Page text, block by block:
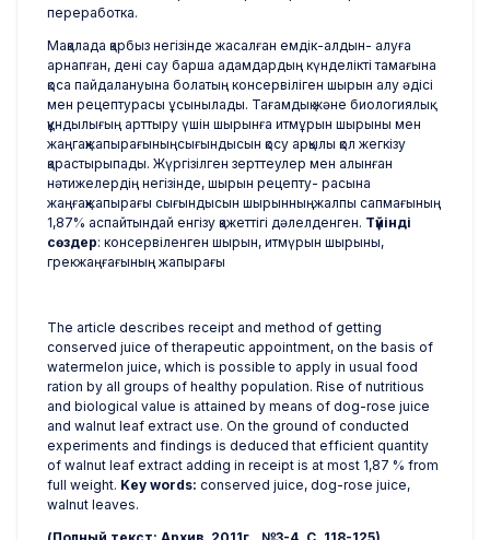
переработка.
Мақалада қарбыз негізінде жасалған емдік-алдын- алуға
арнапған, дені сау барша адамдардың күнделікті тамағына
қоса пайдалануына болатың консервіліген шырын алу әдісі
мен рецептурасы ұсынылады. Тағамдық және биологиялық
құндылығың арттыру үшін шырынға итмұрын шырыны мен
жаңгақжапырағыныңсығындысын қосу арқылы қол жегкізу
қарастырыпады. Жүргізілген зерттеулер мен алынған
нәтижелердің негізінде, шырын рецепту- расына
жаңғақжапырағы сығындысын шырынныңжалпы сапмағының
1,87% аспайтындай енгізу қажеттігі дәлелденген. Түйінді
сөздер: консервіленген шырын, итмүрын шырыны,
грекжаңғағының жапырағы
The article describes receipt and method of getting
conserved juice of therapeutic appointment, on the basis of
watermelon juice, which is possible to apply in usual food
ration by all groups of healthy population. Rise of nutritious
and biological value is attained by means of dog-rose juice
and walnut leaf extract use. On the ground of conducted
experiments and findings is deduced that efficient quantity
of walnut leaf extract adding in receipt is at most 1,87 % from
full weight. Key words: conserved juice, dog-rose juice,
walnut leaves.